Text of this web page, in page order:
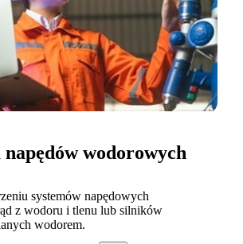
wodorowych
systemów napędowych
z wodoru i tlenu lub silników
wodorem.